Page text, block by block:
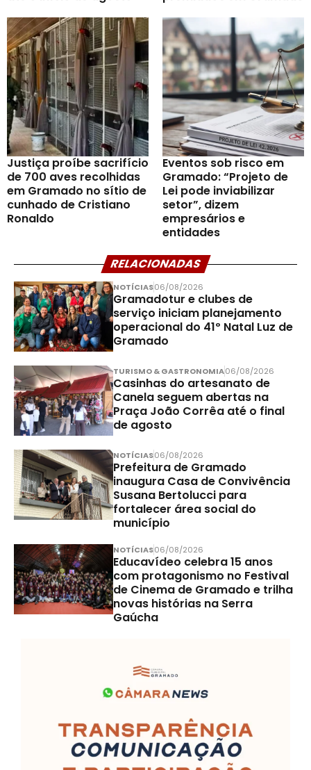
Justiça proíbe sacrifício
de 700 aves recolhidas
em Gramado no sítio de
cunhado de Cristiano
Ronaldo
Eventos sob risco em
Gramado: “Projeto de
Lei pode inviabilizar
setor”, dizem
empresários e
entidades
RELACIONADAS
NOTÍCIAS06/08/2026
Gramadotur e clubes de
serviço iniciam planejamento
operacional do 41º Natal Luz de
Gramado
TURISMO & GASTRONOMIA06/08/2026
Casinhas do artesanato de
Canela seguem abertas na
Praça João Corrêa até o final
de agosto
NOTÍCIAS06/08/2026
Prefeitura de Gramado
inaugura Casa de Convivência
Susana Bertolucci para
fortalecer área social do
município
NOTÍCIAS06/08/2026
Educavídeo celebra 15 anos
com protagonismo no Festival
de Cinema de Gramado e trilha
novas histórias na Serra
Gaúcha